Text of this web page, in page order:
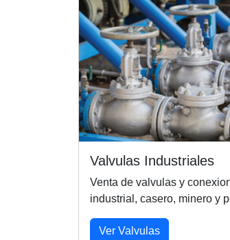
Valvulas Industriales
Venta de valvulas y
industrial, casero, minero y
Ver Valvulas